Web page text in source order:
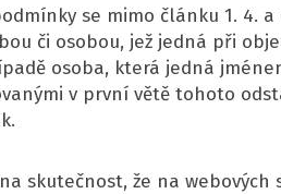
se mimo článku 1. 4.
či osobou, jež jedná při
osoba, která jedná
v první větě tohoto
skutečnost, že na